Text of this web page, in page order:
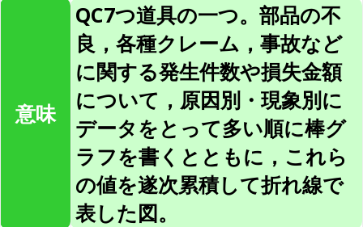
意味
QC7つ道具の一つ。部品の不
良，各種クレーム，事故など
に関する発生件数や損失金額
について，原因別・現象別に
データをとって多い順に棒グ
ラフを書くとともに，これら
の値を遂次累積して折れ線で
表した図。